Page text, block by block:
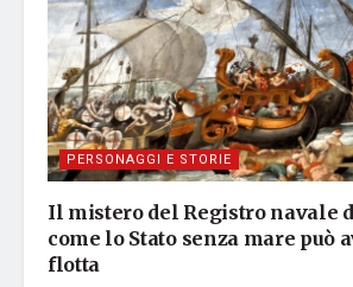
PERSONAGGI E STORIE
Il mistero del Registro navale
come lo Stato senza mare può
flotta